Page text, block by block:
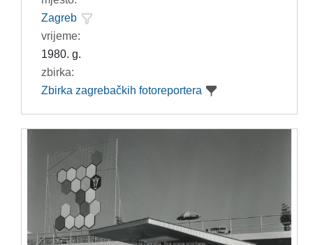
Zagreb
vrijeme:
1980. g.
zbirka:
Zbirka zagrebačkih fotoreportera